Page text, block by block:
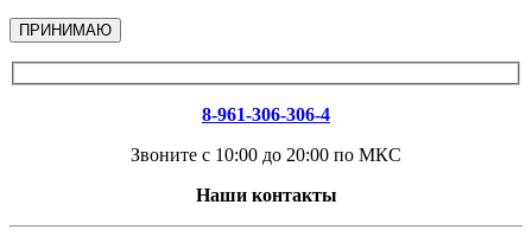
ПРИНИМАЮ
8-961-306-306-4
Звоните с 10:00 до 20:00 по МКС
Наши контакты